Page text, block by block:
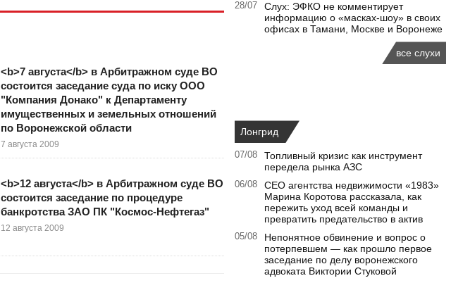
<b>7 августа</b> в Арбитражном суде ВО
состоится заседание суда по иску ООО
"Компания Донако" к Департаменту
имущественных и земельных отношений
по Воронежской области
7 августа 2009
<b>12 августа</b> в Арбитражном суде ВО
состоится заседание по процедуре
банкротства ЗАО ПК "Космос-Нефтегаз"
12 августа 2009
28/07
Слух: ЭФКО не комментирует
информацию о «масках-шоу» в своих
офисах в Тамани, Москве и Воронеже
все слухи
Лонгрид
07/08
Топливный кризис как инструмент
передела рынка АЗС
06/08
CEO агентства недвижимости «1983»
Марина Коротова рассказала, как
пережить уход всей команды и
превратить предательство в актив
05/08
Непонятное обвинение и вопрос о
потерпевшем — как прошло первое
заседание по делу воронежского
адвоката Виктории Стуковой